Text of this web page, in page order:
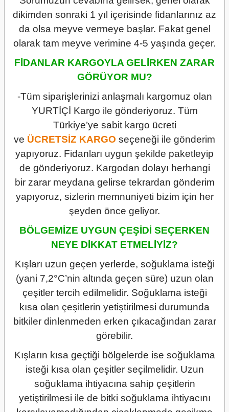
dikimden sonraki 1 yıl içerisinde fidanlarınız az
da olsa meyve vermeye başlar. Fakat genel
olarak tam meyve verimine 4-5 yaşında geçer.
FİDANLAR KARGOYLA GELİRKEN ZARAR
GÖRÜYOR MU?
-Tüm siparişlerinizi anlaşmalı kargomuz olan
YURTİÇİ Kargo ile gönderiyoruz. Tüm
Türkiye’ye sabit kargo ücreti
ve ÜCRETSİZ KARGO seçeneği ile gönderim
yapıyoruz. Fidanları uygun şekilde paketleyip
de gönderiyoruz. Kargodan dolayı herhangi
bir zarar meydana gelirse tekrardan gönderim
yapıyoruz, sizlerin memnuniyeti bizim için her
şeyden önce geliyor.
BÖLGEMİZE UYGUN ÇEŞİDİ SEÇERKEN
NEYE DİKKAT ETMELİYİZ?
Kışları uzun geçen yerlerde, soğuklama isteği
(yani 7,2°C’nin altında geçen süre) uzun olan
çeşitler tercih edilmelidir. Soğuklama isteği
kısa olan çeşitlerin yetiştirilmesi durumunda
bitkiler dinlenmeden erken çıkacağından zarar
görebilir.
Kışların kısa geçtiği bölgelerde ise soğuklama
isteği kısa olan çeşitler seçilmelidir. Uzun
soğuklama ihtiyacına sahip çeşitlerin
yetiştirilmesi ile de bitki soğuklama ihtiyacını